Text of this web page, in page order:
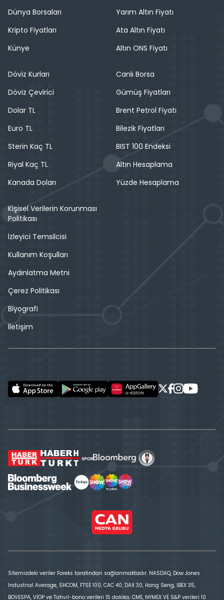
Dünya Borsaları
Kripto Fiyatları
Künye
Yarım Altın Fiyatı
Ata Altın Fiyatı
Altın ONS Fiyatı
Döviz Kurları
Döviz Çevirici
Dolar TL
Euro TL
Sterin Kaç TL
Riyal Kaç TL
Kanada Doları
Canlı Borsa
Gümüş Fiyatları
Brent Petrol Fiyatı
Bilezik Fiyatları
BIST 100 Endeksi
Altın Hesaplama
Yüzde Hesaplama
Kişisel Verilerin Korunması
Politikası
İzleyici Temsilcisi
Kullanım Koşulları
Aydınlatma Metni
Çerez Politikası
Biyografi
İletişim
Sitemizdeki veriler Foreks tarafından sağlanmaktadır. NASDAQ, Dow Jones
Industrial Average, SHCOM, FTSE 100, CAC 40, DAX 30, Hang Seng, IBEX 35,
BOVESPA, VİOP ve Tahvil-bono verileri 15 dakika; CME, NYMEX VE S&P verileri 10